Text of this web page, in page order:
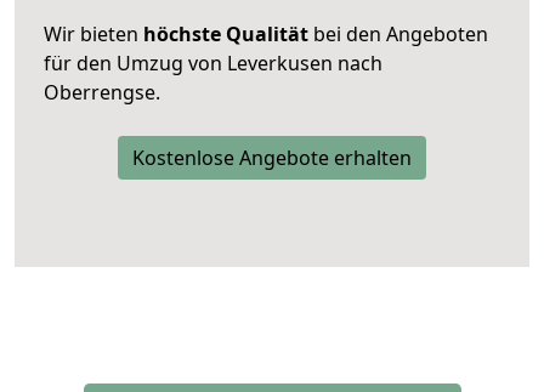
Wir bieten höchste Qualität bei den Angeboten
für den Umzug von Leverkusen nach
Oberrengse.
Kostenlose Angebote erhalten